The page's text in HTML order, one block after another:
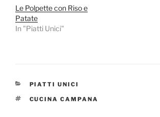
Le Polpette con Riso e
Patate
In "Piatti Unici"
CATEGORIE
PIATTI UNICI
TAG
CUCINA CAMPANA